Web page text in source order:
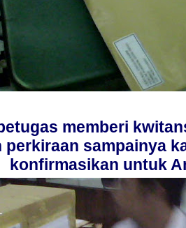
memberi
perkiraan sampainya
konfirmasikan untuk